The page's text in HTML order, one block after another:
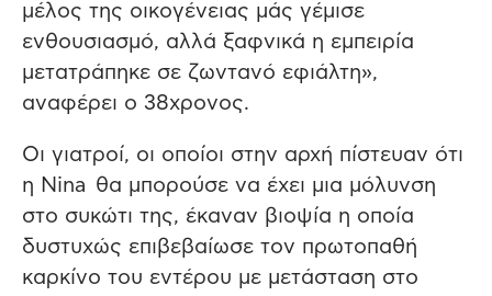
μέλος της οικογένειας μάς γέμισε
ενθουσιασμό, αλλά ξαφνικά η εμπειρία
μετατράπηκε σε ζωντανό εφιάλτη»,
αναφέρει ο 38χρονος.
Οι γιατροί, οι οποίοι στην αρχή πίστευαν ότι
η Nina θα μπορούσε να έχει μια μόλυνση
στο συκώτι της, έκαναν βιοψία η οποία
δυστυχώς επιβεβαίωσε τον πρωτοπαθή
καρκίνο του εντέρου με μετάσταση στο